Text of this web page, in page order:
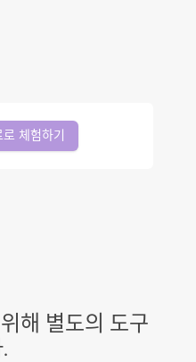
체험하기
해 별도의 도구